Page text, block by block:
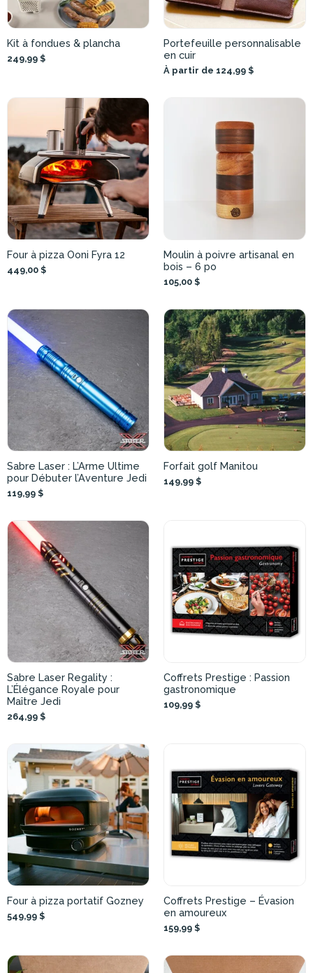
Kit à fondues & plancha
249,99 $
Portefeuille personnalisable
en cuir
À partir de 124,99 $
Four à pizza Ooni Fyra 12
449,00 $
Moulin à poivre artisanal en
bois – 6 po
105,00 $
Sabre Laser : L’Arme Ultime
pour Débuter l’Aventure Jedi
119,99 $
Forfait golf Manitou
149,99 $
Sabre Laser Regality :
L’Élégance Royale pour
Maître Jedi
264,99 $
Coffrets Prestige : Passion
gastronomique
109,99 $
Four à pizza portatif Gozney
549,99 $
Coffrets Prestige – Évasion
en amoureux
159,99 $